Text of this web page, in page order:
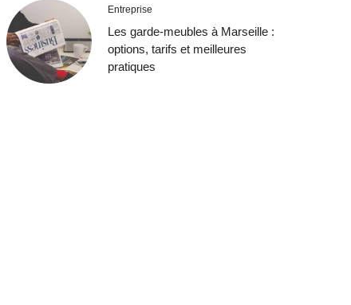
Entreprise
Les garde-meubles à Marseille :
options, tarifs et meilleures
pratiques